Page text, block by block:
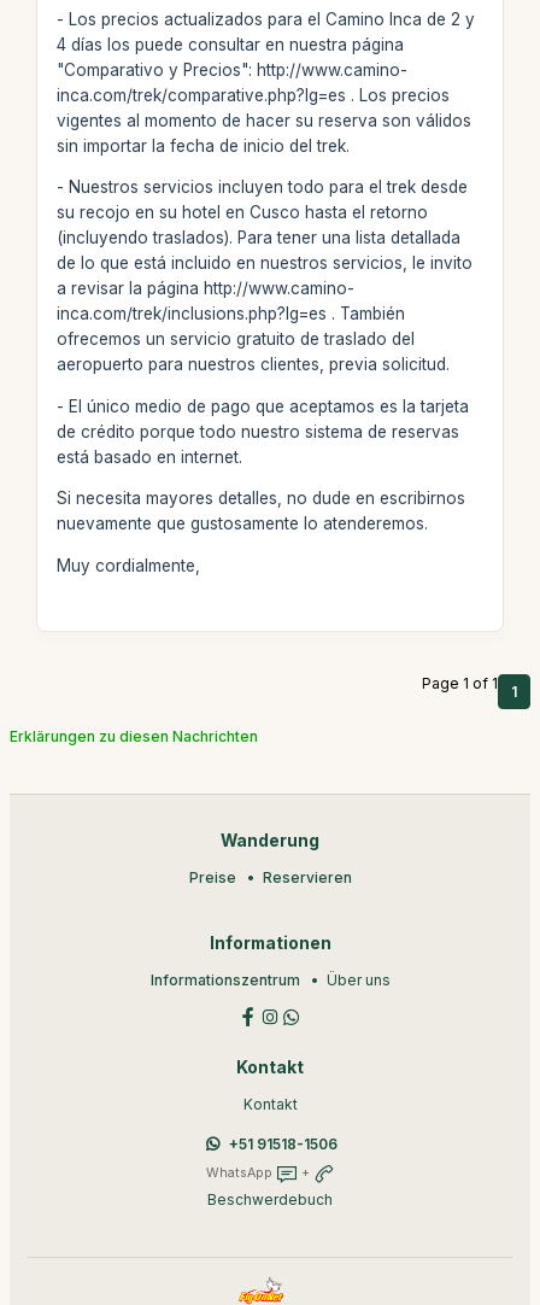
- Los precios actualizados para el Camino Inca de 2 y
4 días los puede consultar en nuestra página
"Comparativo y Precios": http://www.camino-
inca.com/trek/comparative.php?lg=es . Los precios
vigentes al momento de hacer su reserva son válidos
sin importar la fecha de inicio del trek.
- Nuestros servicios incluyen todo para el trek desde
su recojo en su hotel en Cusco hasta el retorno
(incluyendo traslados). Para tener una lista detallada
de lo que está incluido en nuestros servicios, le invito
a revisar la página http://www.camino-
inca.com/trek/inclusions.php?lg=es . También
ofrecemos un servicio gratuito de traslado del
aeropuerto para nuestros clientes, previa solicitud.
- El único medio de pago que aceptamos es la tarjeta
de crédito porque todo nuestro sistema de reservas
está basado en internet.
Si necesita mayores detalles, no dude en escribirnos
nuevamente que gustosamente lo atenderemos.
Muy cordialmente,
Page 1 of 1 1
Erklärungen zu diesen Nachrichten
Wanderung
Preise Reservieren
Informationen
Informationszentrum Über uns
Kontakt
Kontakt
+51 91518-1506
WhatsApp +
Beschwerdebuch